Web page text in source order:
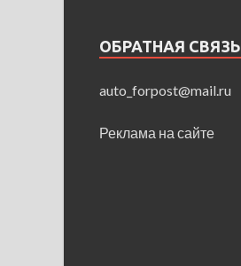
ОБРАТНАЯ СВЯЗЬ
auto_forpost@mail.ru
Реклама на сайте